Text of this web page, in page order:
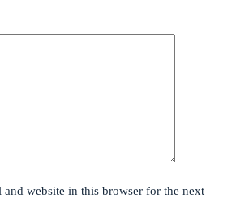
and website in this browser for the next